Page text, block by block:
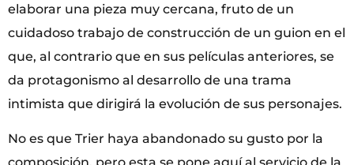
elaborar una pieza muy cercana, fruto de un
cuidadoso trabajo de construcción de un guion en el
que, al contrario que en sus películas anteriores, se
da protagonismo al desarrollo de una trama
intimista que dirigirá la evolución de sus personajes.
No es que Trier haya abandonado su gusto por la